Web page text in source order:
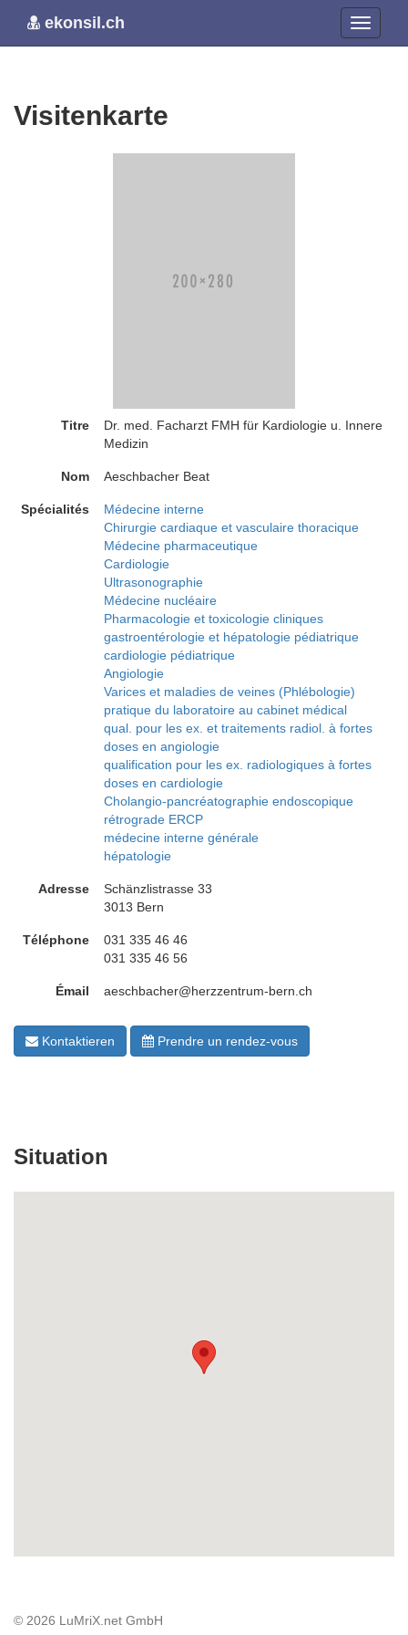
ekonsil.ch
Visitenkarte
Titre
Dr. med. Facharzt FMH für Kardiologie u. Innere
Medizin
Nom Aeschbacher Beat
Spécialités
Médecine interne
Chirurgie cardiaque et vasculaire thoracique
Médecine pharmaceutique
Cardiologie
Ultrasonographie
Médecine nucléaire
Pharmacologie et toxicologie cliniques
gastroentérologie et hépatologie pédiatrique
cardiologie pédiatrique
Angiologie
Varices et maladies de veines (Phlébologie)
pratique du laboratoire au cabinet médical
qual. pour les ex. et traitements radiol. à fortes
doses en angiologie
qualification pour les ex. radiologiques à fortes
doses en cardiologie
Cholangio-pancréatographie endoscopique
rétrograde ERCP
médecine interne générale
hépatologie
Adresse
Schänzlistrasse 33
3013 Bern
Téléphone
031 335 46 46
031 335 46 56
Émail aeschbacher@herzzentrum-bern.ch
Kontaktieren Prendre un rendez-vous
Situation
© 2026 LuMriX.net GmbH